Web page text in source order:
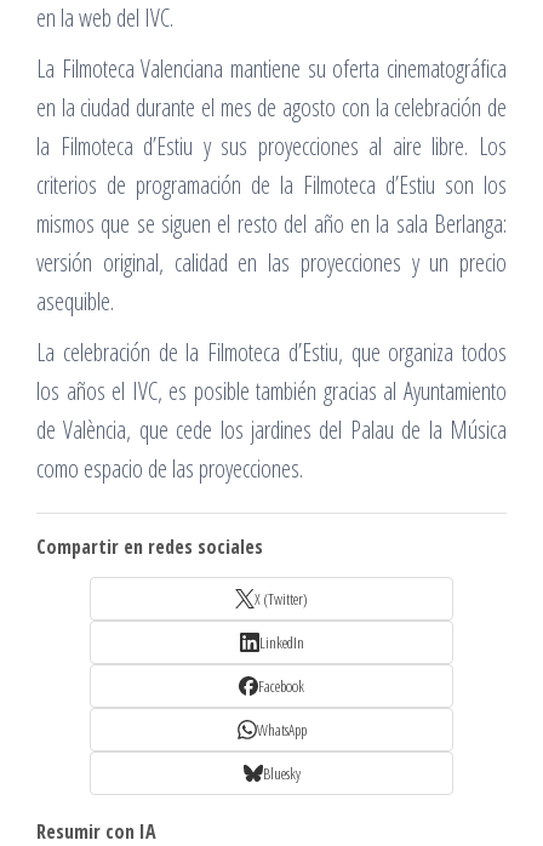
en la web del IVC.
La Filmoteca Valenciana mantiene su oferta cinematográfica
en la ciudad durante el mes de agosto con la celebración de
la Filmoteca d’Estiu y sus proyecciones al aire libre. Los
criterios de programación de la Filmoteca d’Estiu son los
mismos que se siguen el resto del año en la sala Berlanga:
versión original, calidad en las proyecciones y un precio
asequible.
La celebración de la Filmoteca d’Estiu, que organiza todos
los años el IVC, es posible también gracias al Ayuntamiento
de València, que cede los jardines del Palau de la Música
como espacio de las proyecciones.
Compartir en redes sociales
X (Twitter)
LinkedIn
Facebook
WhatsApp
Bluesky
Resumir con IA